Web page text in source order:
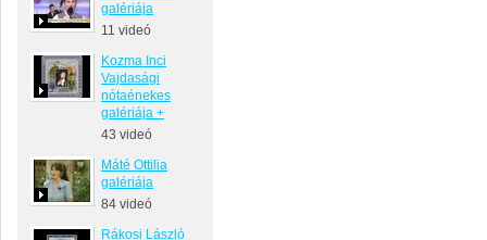
galériája
11 videó
Kozma Inci
Vajdasági
nótaénekes
galériája +
43 videó
Máté Ottilia
galériája
84 videó
Rákosi László